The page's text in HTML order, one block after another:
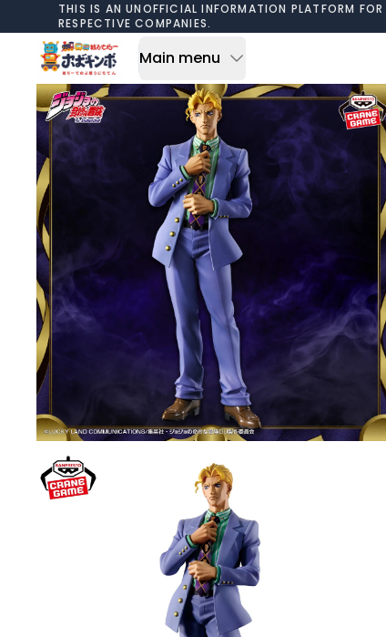
Skip to contentTHIS IS AN UNOFFICIAL INFORMATION PLATFORM
RESPECTIVE COMPANIES.
Main menu